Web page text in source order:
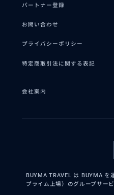
パートナー登録
お問い合わせ
プライバシーポリシー
特定商取引法に関する表記
会社案内
BUYMA TRAVEL は BUYMA
プライム上場）のグループサービ